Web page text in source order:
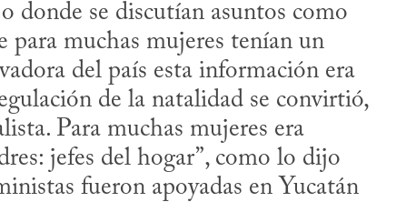
donde se discutían asuntos como
para muchas mujeres tenían un
del país esta información era
de la natalidad se convirtió,
Para muchas mujeres era
jefes del hogar”, como lo dijo
fueron apoyadas en Yucatán